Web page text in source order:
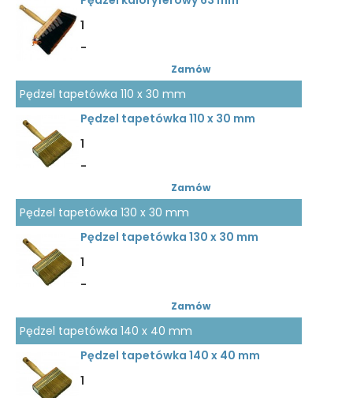
1
-
Zamów
Pędzel tapetówka 110 x 30 mm
Pędzel tapetówka 110 x 30 mm
1
-
Zamów
Pędzel tapetówka 130 x 30 mm
Pędzel tapetówka 130 x 30 mm
1
-
Zamów
Pędzel tapetówka 140 x 40 mm
Pędzel tapetówka 140 x 40 mm
1